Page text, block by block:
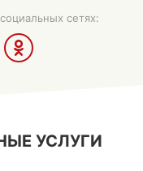
сетях:
УСЛУГИ